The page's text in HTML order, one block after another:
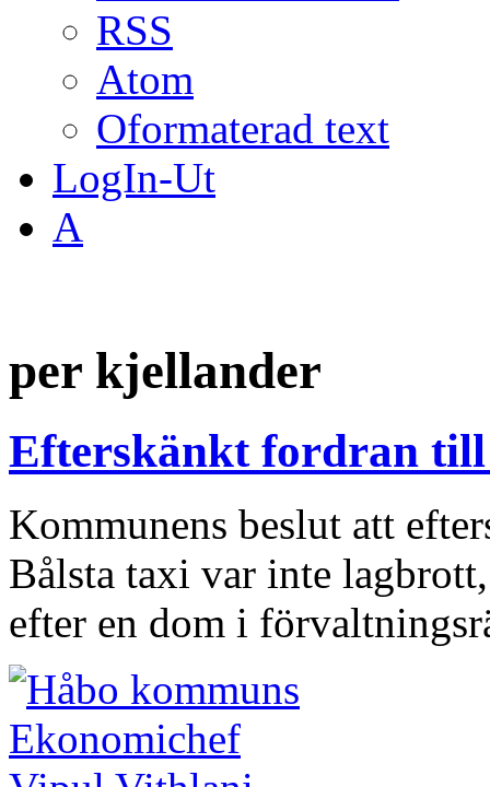
RSS
Atom
Oformaterad text
LogIn-Ut
A
per kjellander
Efterskänkt fordran
Kommunens beslut att
Bålsta taxi var inte
efter en dom i